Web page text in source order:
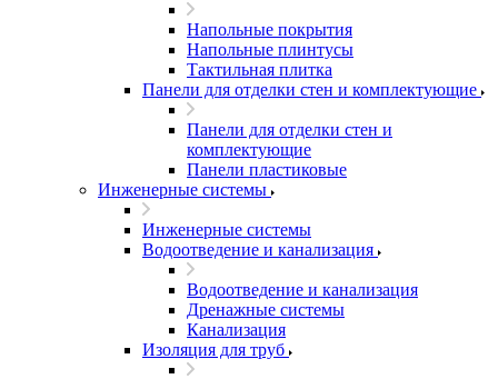
Напольные покрытия
Напольные плинтусы
Тактильная плитка
Панели для отделки стен и комплектующие
Панели для отделки стен и
комплектующие
Панели пластиковые
Инженерные системы
Инженерные системы
Водоотведение и канализация
Водоотведение и канализация
Дренажные системы
Канализация
Изоляция для труб